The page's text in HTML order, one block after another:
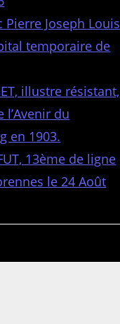
Pierre Joseph Louis
temporaire de
illustre résistant,
l’Avenir du
en 1903.
13ème de ligne
le 24 Août